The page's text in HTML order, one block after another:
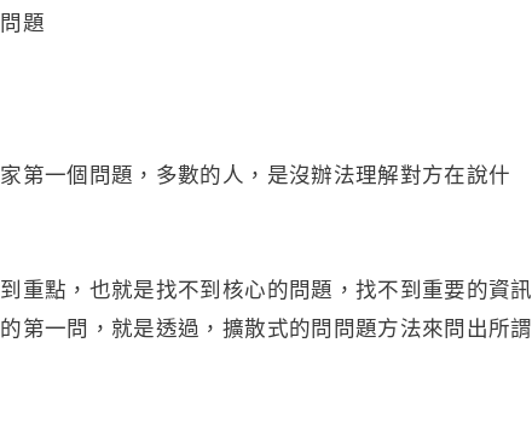
題
第一個問題，多數的人，是沒辦法理解對方在說什
重點，也就是找不到核心的問題，找不到重要的資訊
第一問，就是透過，擴散式的問問題方法來問出所謂